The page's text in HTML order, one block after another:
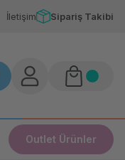
İletişim Sipariş Takibi
Outlet Ürünler